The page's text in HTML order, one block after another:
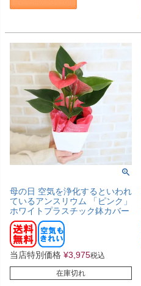
母の日 空気を浄化するといわれ
ているアンスリウム 「ピンク」
ホワイトプラスチック鉢カバー
当店特別価格 ¥3,975税込
在庫切れ